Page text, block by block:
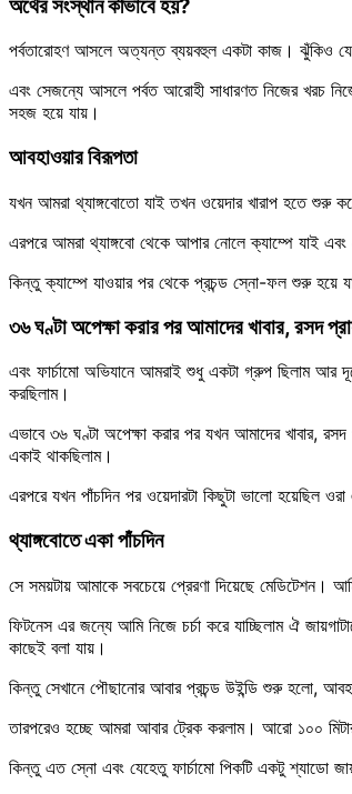
অর্থের সংস্থান কীভাবে হয়?
পর্বতারোহণ আসলে অত্যন্ত ব্যয়বহুল একটা কাজ। ঝুঁকিও
এবং সেজন্যে আসলে পর্বত আরোহী সাধারণত নিজের খরচ
সহজ হয়ে যায়।
আবহাওয়ার বিরূপতা
যখন আমরা থ্যাঙ্গবোতো যাই তখন ওয়েদার খারাপ হতে শুরু
এরপরে আমরা থ্যাঙ্গবো থেকে আপার নোলে ক্যাম্পে যাই
কিন্তু ক্যাম্পে যাওয়ার পর থেকে প্রচন্ড স্নো-ফল শুরু হয়ে
৩৬ ঘণ্টা অপেক্ষা করার পর আমাদের খাবার, রসদ
এবং ফার্চামো অভিযানে আমরাই শুধু একটা গ্রুপ ছিলাম আর
করছিলাম।
এভাবে ৩৬ ঘণ্টা অপেক্ষা করার পর যখন আমাদের খাবার,
একাই থাকছিলাম।
এরপরে যখন পাঁচদিন পর ওয়েদারটা কিছুটা ভালো হয়েছিল
থ্যাঙ্গবোতে একা পাঁচদিন
সে সময়টায় আমাকে সবচেয়ে প্রেরণা দিয়েছে মেডিটেশন।
ফিটনেস এর জন্যে আমি নিজে চর্চা করে যাচ্ছিলাম ঐ
কাছেই বলা যায়।
কিন্তু সেখানে পৌছানোর আবার প্রচন্ড উইন্ডি শুরু হলো,
তারপরেও হচ্ছে আমরা আবার ট্রেক করলাম। আরো ১০০
কিন্তু এত স্নো এবং যেহেতু ফার্চামো পিকটি একটু শ্যাডো